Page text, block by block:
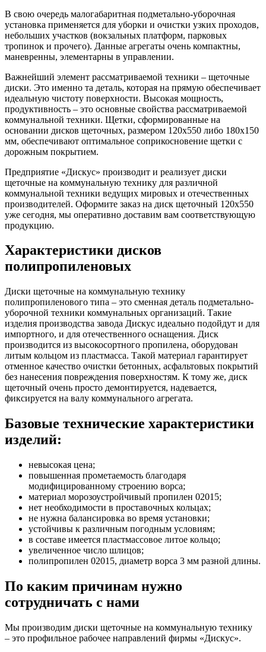
В свою очередь малогабаритная подметально-уборочная
установка применяется для уборки и очистки узких проходов,
небольших участков (вокзальных платформ, парковых
тропинок и прочего). Данные агрегаты очень компактны,
маневренны, элементарны в управлении.
Важнейший элемент рассматриваемой техники – щеточные
диски. Это именно та деталь, которая на прямую обеспечивает
идеальную чистоту поверхности. Высокая мощность,
продуктивность – это основные свойства рассматриваемой
коммунальной техники. Щетки, сформированные на
основании дисков щеточных, размером 120х550 либо 180х150
мм, обеспечивают оптимальное соприкосновение щетки с
дорожным покрытием.
Предприятие «Дискус» производит и реализует диски
щеточные на коммунальную технику для различной
коммунальной техники ведущих мировых и отечественных
производителей. Оформите заказ на диск щеточный 120х550
уже сегодня, мы оперативно доставим вам соответствующую
продукцию.
Характеристики дисков
полипропиленовых
Диски щеточные на коммунальную технику
полипропиленового типа – это сменная деталь подметально-
уборочной техники коммунальных организаций. Такие
изделия производства завода Дискус идеально подойдут и для
импортного, и для отечественного оснащения. Диск
производится из высокосортного пропилена, оборудован
литым кольцом из пластмасса. Такой материал гарантирует
отменное качество очистки бетонных, асфальтовых покрытий
без нанесения повреждения поверхностям. К тому же, диск
щеточный очень просто демонтируется, надевается,
фиксируется на валу коммунального агрегата.
Базовые технические характеристики
изделий:
невысокая цена;
повышенная прометаемость благодаря
модифицированному строению ворса;
материал морозоустройчивый пропилен 02015;
нет необходимости в проставочных кольцах;
не нужна балансировка во время установки;
устойчивы к различным погодным условиям;
в составе имеется пластмассовое литое кольцо;
увеличенное число шлицов;
полипропилен 02015, диаметр ворса 3 мм разной длины.
По каким причинам нужно
сотрудничать с нами
Мы производим диски щеточные на коммунальную технику
– это профильное рабочее направлений фирмы «Дискус».